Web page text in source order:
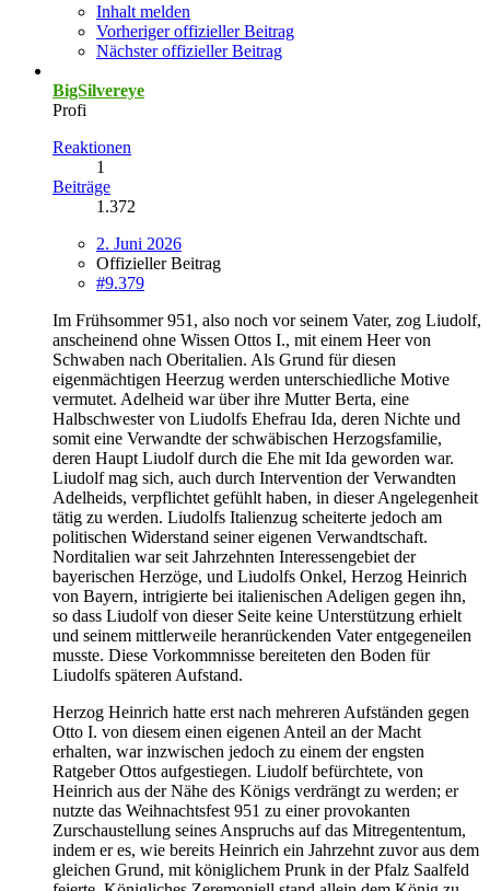
Inhalt melden
Vorheriger offizieller Beitrag
Nächster offizieller Beitrag
BigSilvereye
Profi
Reaktionen
1
Beiträge
1.372
2. Juni 2026
Offizieller Beitrag
#9.379
Im Frühsommer 951, also noch vor seinem Vater, zog Liudolf,
anscheinend ohne Wissen Ottos I., mit einem Heer von
Schwaben nach Oberitalien. Als Grund für diesen
eigenmächtigen Heerzug werden unterschiedliche Motive
vermutet. Adelheid war über ihre Mutter Berta, eine
Halbschwester von Liudolfs Ehefrau Ida, deren Nichte und
somit eine Verwandte der schwäbischen Herzogsfamilie,
deren Haupt Liudolf durch die Ehe mit Ida geworden war.
Liudolf mag sich, auch durch Intervention der Verwandten
Adelheids, verpflichtet gefühlt haben, in dieser Angelegenheit
tätig zu werden. Liudolfs Italienzug scheiterte jedoch am
politischen Widerstand seiner eigenen Verwandtschaft.
Norditalien war seit Jahrzehnten Interessengebiet der
bayerischen Herzöge, und Liudolfs Onkel, Herzog Heinrich
von Bayern, intrigierte bei italienischen Adeligen gegen ihn,
so dass Liudolf von dieser Seite keine Unterstützung erhielt
und seinem mittlerweile heranrückenden Vater entgegeneilen
musste. Diese Vorkommnisse bereiteten den Boden für
Liudolfs späteren Aufstand.
Herzog Heinrich hatte erst nach mehreren Aufständen gegen
Otto I. von diesem einen eigenen Anteil an der Macht
erhalten, war inzwischen jedoch zu einem der engsten
Ratgeber Ottos aufgestiegen. Liudolf befürchtete, von
Heinrich aus der Nähe des Königs verdrängt zu werden; er
nutzte das Weihnachtsfest 951 zu einer provokanten
Zurschaustellung seines Anspruchs auf das Mitregententum,
indem er es, wie bereits Heinrich ein Jahrzehnt zuvor aus dem
gleichen Grund, mit königlichem Prunk in der Pfalz Saalfeld